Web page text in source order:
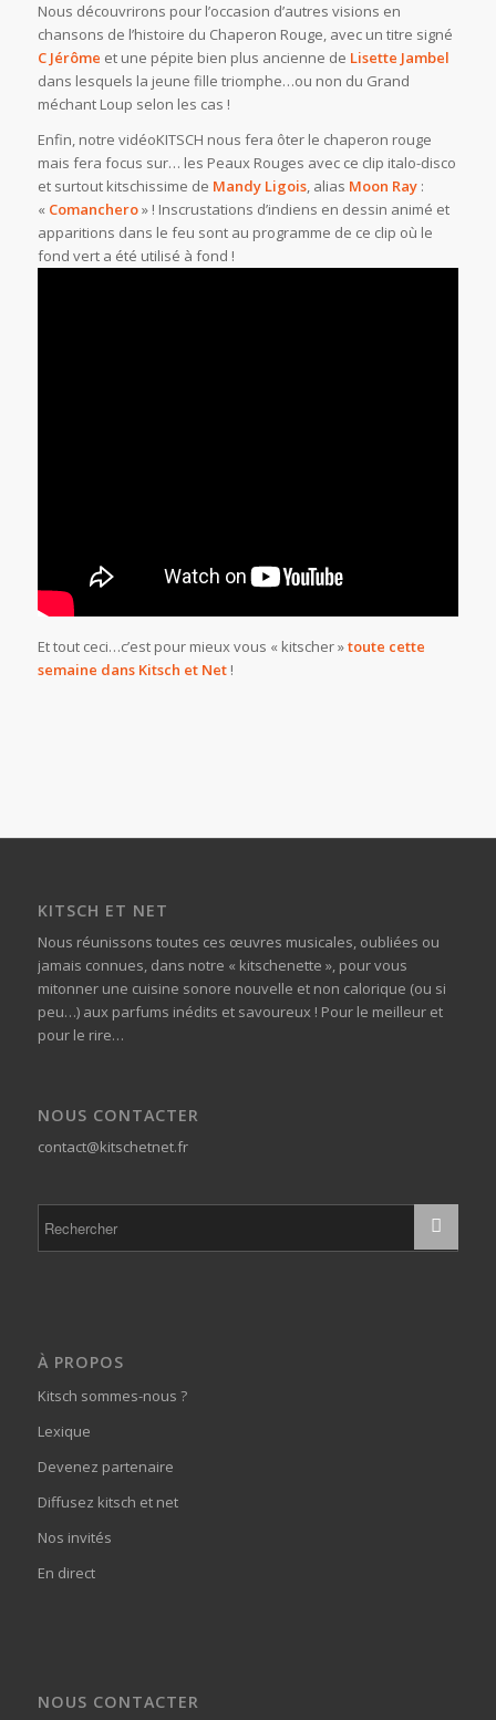
Nous découvrirons pour l’occasion d’autres visions en
chansons de l’histoire du Chaperon Rouge, avec un titre signé
C Jérôme et une pépite bien plus ancienne de Lisette Jambel
dans lesquels la jeune fille triomphe…ou non du Grand
méchant Loup selon les cas !
Enfin, notre vidéoKITSCH nous fera ôter le chaperon rouge
mais fera focus sur… les Peaux Rouges avec ce clip italo-disco
et surtout kitschissime de Mandy Ligois, alias Moon Ray:
« Comanchero» ! Inscrustations d’indiens en dessin animé et
apparitions dans le feu sont au programme de ce clip où le
fond vert a été utilisé à fond !
Et tout ceci…c’est pour mieux vous « kitscher »toute cette
semaine dans Kitsch et Net!
KITSCH ET NET
Nous réunissons toutes ces œuvres musicales, oubliées ou
jamais connues, dans notre « kitschenette », pour vous
mitonner une cuisine sonore nouvelle et non calorique (ou si
peu…) aux parfums inédits et savoureux ! Pour le meilleur et
pour le rire…
NOUS CONTACTER
contact@kitschetnet.fr
À PROPOS
Kitsch sommes-nous ?
Lexique
Devenez partenaire
Diffusez kitsch et net
Nos invités
En direct
NOUS CONTACTER